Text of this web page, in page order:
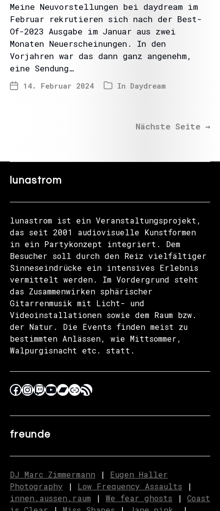
Meine Neuvorstellungen bei daydream im
Februar rekrutieren sich nach der Best-
Of-2023 Ausgabe im Januar aus zwei
Monaten Neuerscheinungen. In den
Vorjahren war das dann ganz angenehm,
eine Sendung…
14. Februar 2024 In Daydream
Nächste Seite →
lunastrom
lunastrom ist ein Veranstaltungsprojekt,
das seit 2001 audiovisuelle Kunstformen
in ein Partykonzept integriert. Dem
Besucher soll durch den Reiz vielfältiger
Sinneseindrücke ein intensives Erlebnis
vermittelt werden. Im Vordergrund steht
das Zusammenwirken sphärischer
Gitarrenmusik mit Licht- und
Videoinstallationen sowie dem Raum bzw.
der Natur. Die Events finden meist zu
bestimmten Anlässen, wie Mittsommer,
Walpurgisnacht etc. statt.
freunde
DJ Marc Zimmermann | Eugen Haller
Photography | Low Frequency Assaults |
innen.aussen.raum | We fear ghosts | Coast